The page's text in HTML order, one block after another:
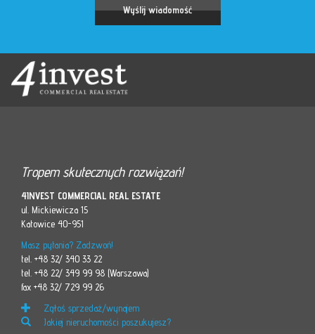
Tropem skutecznych rozwiązań!
4INVEST COMMERCIAL REAL ESTATE
ul. Mickiewicza 15
Katowice 40-951
Masz pytania? Zadzwoń!
tel. +48 32/ 340 33 22
tel. +48 22/ 349 99 98 (Warszawa)
fax +48 32/ 729 99 26
Zgłoś sprzedaż/wynajem
Jakiej nieruchomości poszukujesz?